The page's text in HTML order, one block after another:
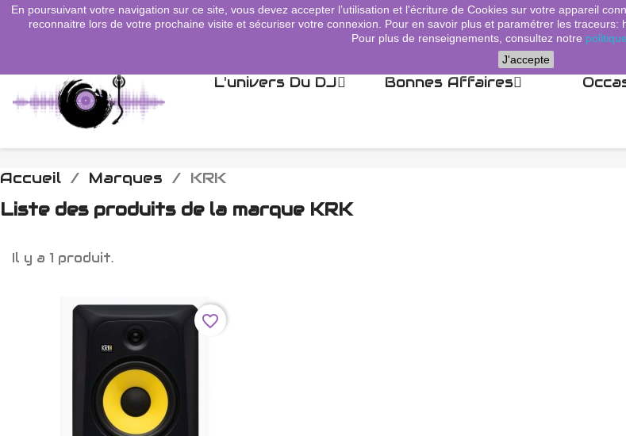
search
L'univers Du DJ Bonnes Affaires
Accueil Marques KRK
Liste des produits de la marque KRK
Il y a 1 produit.
favorite_border
En poursuivant votre navigation sur ce site, vous devez accepter l’utilisation et l'écriture de Cookies sur votre appareil
reconnaitre lors de votre prochaine visite et sécuriser votre connexion. Pour en savoir plus et paramétrer les
Pour plus de renseignements, consultez notre
J'accepte